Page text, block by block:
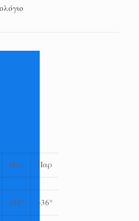
Πεμ Παρ
+38° +36°